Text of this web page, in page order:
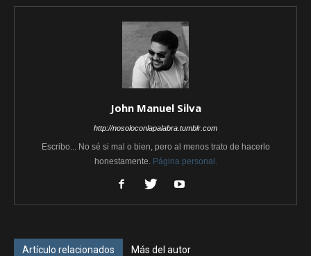
John Manuel Silva
http://nosoloconlapalabra.tumblr.com
Escribo... No sé si mal o bien, pero al menos trato de hacerlo
honestamente. Página personal.
Artículo relacionados Más del autor